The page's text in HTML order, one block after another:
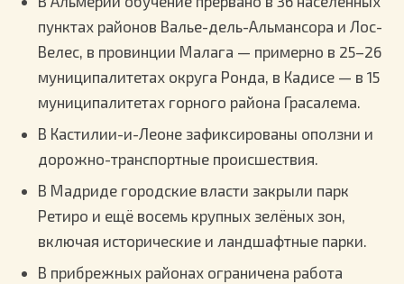
пунктах районов Валье-дель-Альмансора и Лос-
Велес, в провинции Малага — примерно в 25–26
муниципалитетах округа Ронда, в Кадисе — в 15
муниципалитетах горного района Грасалема.
В Кастилии-и-Леоне зафиксированы оползни и
дорожно-транспортные происшествия.
В Мадриде городские власти закрыли парк
Ретиро и ещё восемь крупных зелёных зон,
включая исторические и ландшафтные парки.
В прибрежных районах ограничена работа